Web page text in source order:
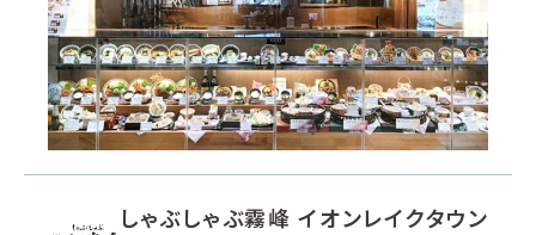
しゃぶしゃぶ霧峰 イオンレイクタウン